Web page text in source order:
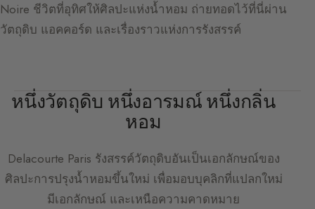
Noire ชีวิตที่อุทิศให้ศิลปะแห่งน้ำหอม ถ่ายทอดไว้ที่นี่ผ่าน
วัตถุดิบ แอคคอร์ด และเรื่องราวแห่งการรังสรรค์
หนึ่งวัตถุดิบ หนึ่งอารมณ์ หนึ่งกลิ่น
หอม
Delacourte Paris รังสรรค์วัตถุดิบอันเป็นเอกลักษณ์ของ
ศิลปะการปรุงน้ำหอมขึ้นใหม่ เพื่อมอบบุคลิกที่แปลกใหม่
มีเอกลักษณ์ และเหนือความคาดหมาย